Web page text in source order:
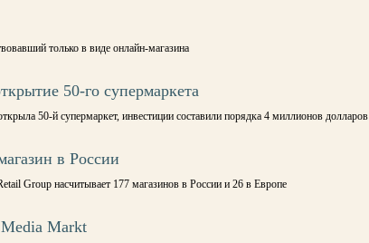
только в виде онлайн-магазина
50-го супермаркета
50-й супермаркет, инвестиции составили порядка 4 миллионов долларов
в России
Group насчитывает 177 магазинов в России и 26 в Европе
Markt